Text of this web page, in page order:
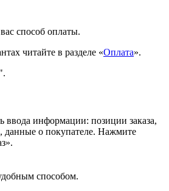
способ оплаты.
читайте в разделе «Оплата».
ввода информации: позиции заказа,
данные о покупателе. Нажмите
способом.